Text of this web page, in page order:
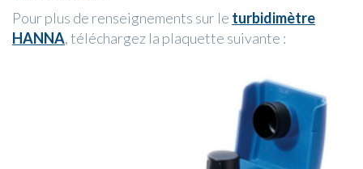
Pour plus de renseignements sur le turbidimètre
HANNA, téléchargez la plaquette suivante :